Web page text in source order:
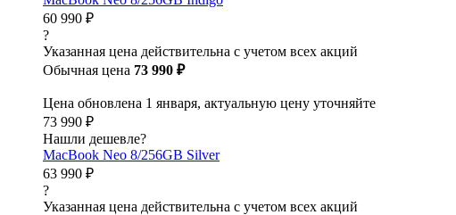
60 990 ₽
?
Указанная цена действительна с учетом всех акций
Обычная цена 73 990 ₽
Цена обновлена 1 января, актуальную цену уточняйте
73 990 ₽
Нашли дешевле?
MacBook Neo 8/256GB Silver
63 990 ₽
?
Указанная цена действительна с учетом всех акций